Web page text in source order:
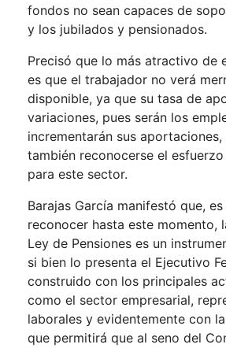
fondos no sean capaces de
y los jubilados y pensionados.
Precisó que lo más atractivo de
es que el trabajador no verá
disponible, ya que su tasa de
variaciones, pues serán los
incrementarán sus
también reconocerse el
para este sector.
Barajas García manifestó que,
reconocer hasta este momento,
Ley de Pensiones es un
si bien lo presenta el Ejecutivo
construido con los principales
como el sector empresarial,
laborales y evidentemente con
que permitirá que al seno del